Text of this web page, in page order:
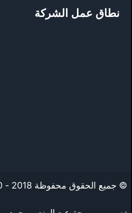
نطاق عمل الشركة
© جميع الحقوق محفوظة 2018 - 2030